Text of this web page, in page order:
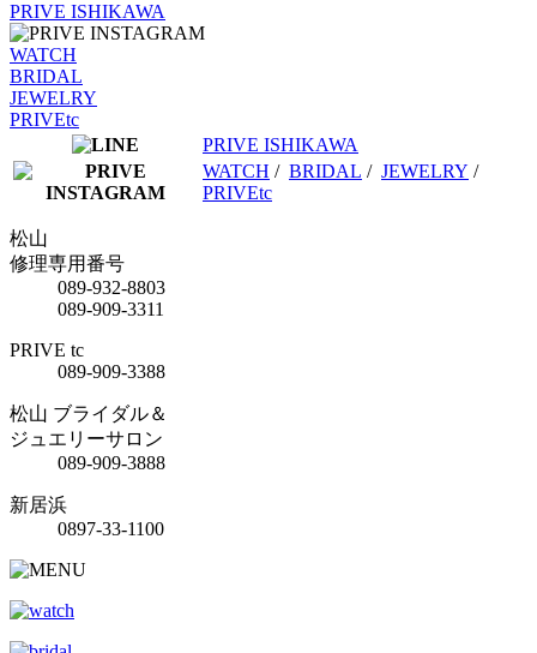
PRIVE ISHIKAWA
WATCH
BRIDAL
JEWELRY
PRIVEtc
PRIVE ISHIKAWA
WATCH / BRIDAL / JEWELRY /
PRIVEtc
松山
修理専用番号
089-932-8803
089-909-3311
PRIVE tc
089-909-3388
松山 ブライダル＆
ジュエリーサロン
089-909-3888
新居浜
0897-33-1100